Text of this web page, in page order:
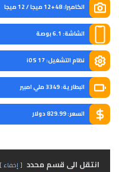
الكاميرا: 48+12 ميجا / 12 ميجا
الشاشة: 6.1 بوصة
نظام التشغيل: iOS 17
البطارية: 3349 ملي امبير
السعر: 829.99 دولار
انتقل الى قسم محدد إخفاء